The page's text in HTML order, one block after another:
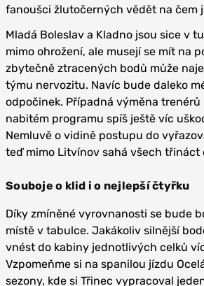
fanoušci žlutočerných vědět na čem
Mladá Boleslav a Kladno jsou sice v
mimo ohrožení, ale musejí se mít na
zbytečně ztracených bodů může
týmu nervozitu. Navíc bude daleko
odpočinek. Případná výměna trenérů
nabitém programu spíš ještě víc
Nemluvě o vidině postupu do
teď mimo Litvínov sahá všech
Souboje o klid i o nejlepší čtyřku
Díky zmíněné vyrovnanosti se bude
místě v tabulce. Jakákoliv silnější
vnést do kabiny jednotlivých celků
Vzpomeňme si na spanilou jízdu
sezony, kde si Třinec vypracoval